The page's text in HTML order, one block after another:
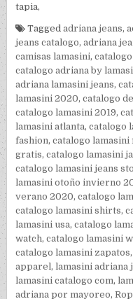
tapia,
Taggedadriana jeans,
jeans catalogo,adriana
camisas lamasini,
catalogo adriana by
adriana lamasini jeans,
lamasini 2020,catalogo
catalogo lamasini 2019,
lamasini atlanta,catalogo
fashion,catalogo lamasini
gratis,catalogo lamasini
catalogo lamasini jeans
lamasini otoño invierno
verano 2020,catalogo
catalogo lamasini shirts,
lamasini usa,catalogo
watch,catalogo lamasini
catalogo lamasini zapatos
apparel,lamasini adriana
lamasini catalogo com,
adriana por mayoreo,